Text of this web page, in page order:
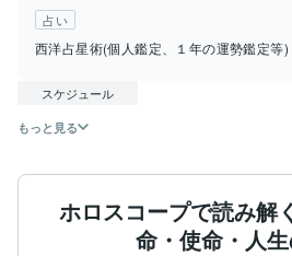
占い
西洋占星術(個人鑑定、１年の運勢鑑定等)
スケジュール
もっと見る
ホロスコープで読み解
命・使命・人